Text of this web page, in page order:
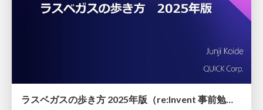
ラスベガスの歩き方 2025年版（re:Invent 事前勉強会）